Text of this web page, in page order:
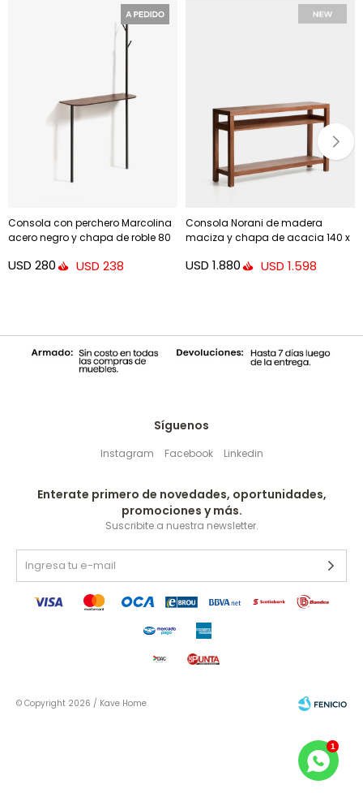
Consola con perchero Marcolina
acero negro y chapa de roble 80
USD 280 USD 238
Consola Norani de madera
maciza y chapa de acacia 140 x
USD 1.880 USD 1.598
Síguenos
Instagram Facebook Linkedin
Enterate primero de novedades, oportunidades,
promociones y más.
Suscribite a nuestra newsletter.
© Copyright 2026 / Kave Home